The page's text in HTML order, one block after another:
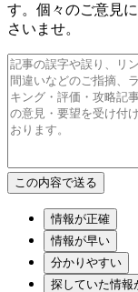
す。個々のご意見
さいませ。
情報が正確
情報が早い
分かりやすい
探していた情報